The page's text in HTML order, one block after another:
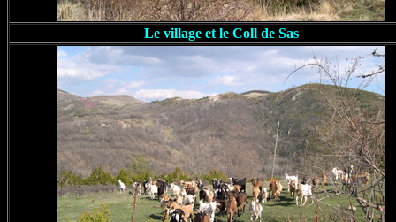
Le village et le Coll de Sas